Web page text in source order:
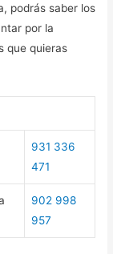
podrás saber los
por la
que quieras
931 336
471
902 998
957